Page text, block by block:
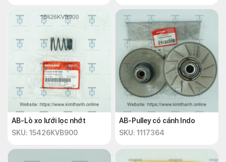
AB-Lò xo lưới lọc nhớt
SKU: 15426KVB900
AB-Pulley có cánh Indo
SKU: 1117364